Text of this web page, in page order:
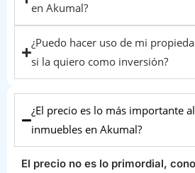
en Akumal?
¿Puedo hacer uso de mi
si la quiero como inversión?
¿El precio es lo más importante
inmuebles en Akumal?
El precio no es lo primordial,